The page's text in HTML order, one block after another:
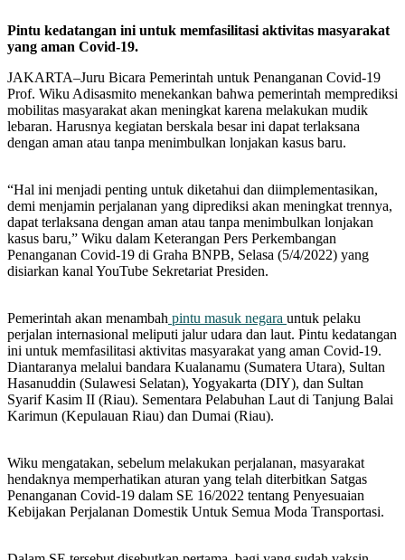
Pintu kedatangan ini untuk memfasilitasi aktivitas masyarakat
yang aman Covid-19.
JAKARTA–Juru Bicara Pemerintah untuk Penanganan Covid-19
Prof. Wiku Adisasmito menekankan bahwa pemerintah memprediksi
mobilitas masyarakat akan meningkat karena melakukan mudik
lebaran. Harusnya kegiatan berskala besar ini dapat terlaksana
dengan aman atau tanpa menimbulkan lonjakan kasus baru.
“Hal ini menjadi penting untuk diketahui dan diimplementasikan,
demi menjamin perjalanan yang diprediksi akan meningkat trennya,
dapat terlaksana dengan aman atau tanpa menimbulkan lonjakan
kasus baru,” Wiku dalam Keterangan Pers Perkembangan
Penanganan Covid-19 di Graha BNPB, Selasa (5/4/2022) yang
disiarkan kanal YouTube Sekretariat Presiden.
Pemerintah akan menambah pintu masuk negara untuk pelaku
perjalan internasional meliputi jalur udara dan laut. Pintu kedatangan
ini untuk memfasilitasi aktivitas masyarakat yang aman Covid-19.
Diantaranya melalui bandara Kualanamu (Sumatera Utara), Sultan
Hasanuddin (Sulawesi Selatan), Yogyakarta (DIY), dan Sultan
Syarif Kasim II (Riau). Sementara Pelabuhan Laut di Tanjung Balai
Karimun (Kepulauan Riau) dan Dumai (Riau).
Wiku mengatakan, sebelum melakukan perjalanan, masyarakat
hendaknya memperhatikan aturan yang telah diterbitkan Satgas
Penanganan Covid-19 dalam SE 16/2022 tentang Penyesuaian
Kebijakan Perjalanan Domestik Untuk Semua Moda Transportasi.